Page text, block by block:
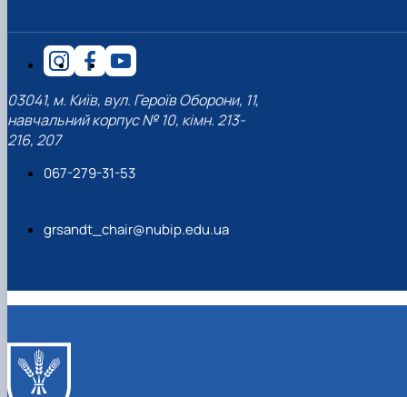
03041, м. Київ, вул. Героїв Оборони, 11,
навчальний корпус № 10, кімн. 213-
216, 207
067-279-31-53
grsandt_chair@nubip.edu.ua